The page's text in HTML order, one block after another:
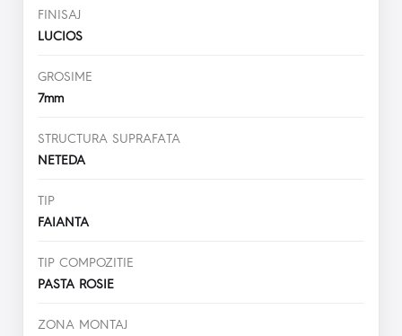
FINISAJ
LUCIOS
GROSIME
7mm
STRUCTURA SUPRAFATA
NETEDA
TIP
FAIANTA
TIP COMPOZITIE
PASTA ROSIE
ZONA MONTAJ